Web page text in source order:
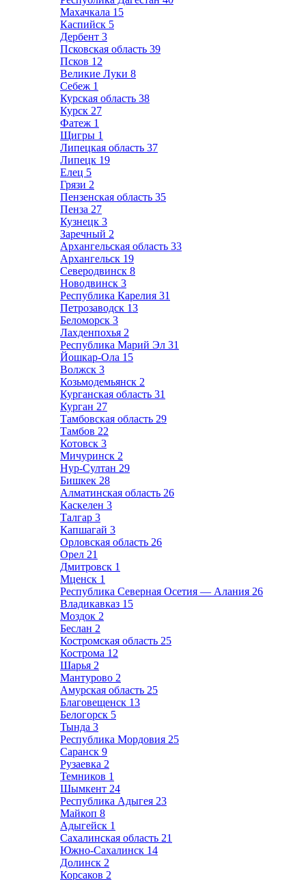
Махачкала 15
Каспийск 5
Дербент 3
Псковская область 39
Псков 12
Великие Луки 8
Себеж 1
Курская область 38
Курск 27
Фатеж 1
Щигры 1
Липецкая область 37
Липецк 19
Елец 5
Грязи 2
Пензенская область 35
Пенза 27
Кузнецк 3
Заречный 2
Архангельская область 33
Архангельск 19
Северодвинск 8
Новодвинск 3
Республика Карелия 31
Петрозаводск 13
Беломорск 3
Лахденпохья 2
Республика Марий Эл 31
Йошкар-Ола 15
Волжск 3
Козьмодемьянск 2
Курганская область 31
Курган 27
Тамбовская область 29
Тамбов 22
Котовск 3
Мичуринск 2
Нур-Султан 29
Бишкек 28
Алматинская область 26
Каскелен 3
Талгар 3
Капшагай 3
Орловская область 26
Орел 21
Дмитровск 1
Мценск 1
Республика Северная Осетия — Алания 26
Владикавказ 15
Моздок 2
Беслан 2
Костромская область 25
Кострома 12
Шарья 2
Мантурово 2
Амурская область 25
Благовещенск 13
Белогорск 5
Тында 3
Республика Мордовия 25
Саранск 9
Рузаевка 2
Темников 1
Шымкент 24
Республика Адыгея 23
Майкоп 8
Адыгейск 1
Сахалинская область 21
Южно-Сахалинск 14
Долинск 2
Корсаков 2